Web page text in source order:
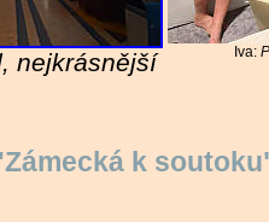
nejkrásnější
Iva:
k